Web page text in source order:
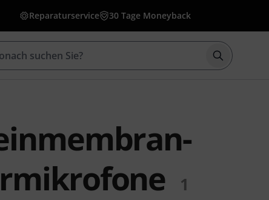
Reparaturservice 30 Tage Moneyback
Suche mit
1